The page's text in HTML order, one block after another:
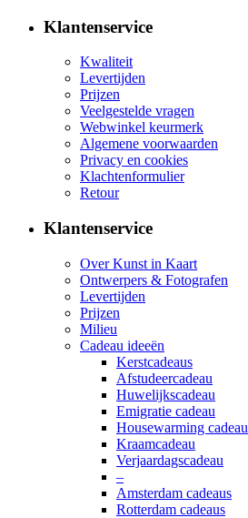
Klantenservice
Kwaliteit
Levertijden
Prijzen
Veelgestelde vragen
Webwinkel keurmerk
Algemene voorwaarden
Privacy en cookies
Klachtenformulier
Retour
Klantenservice
Over Kunst in Kaart
Ontwerpers & Fotografen
Levertijden
Prijzen
Milieu
Cadeau ideeën
Kerstcadeaus
Afstudeercadeau
Huwelijkscadeau
Emigratie cadeau
Housewarming cadeau
Kraamcadeau
Verjaardagscadeau
–
Amsterdam cadeaus
Rotterdam cadeaus